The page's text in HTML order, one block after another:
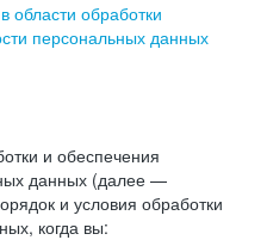
области обработки
персональных данных
и обеспечения
данных (далее —
и условия обработки
когда вы: